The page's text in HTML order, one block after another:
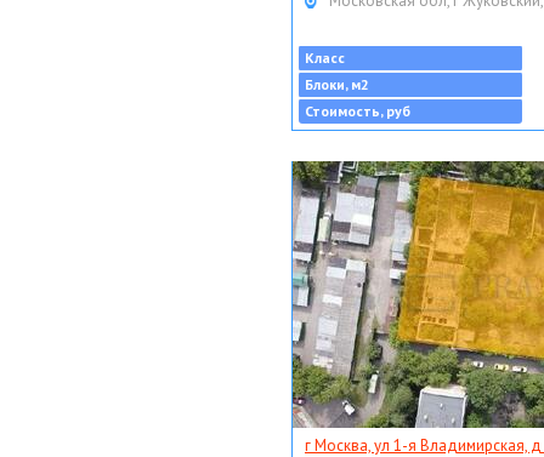
Класс
Блоки, м2
Стоимость, руб
г Москва, ул 1-я Владимирская, д